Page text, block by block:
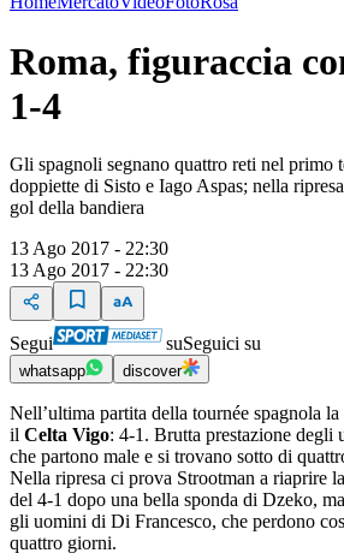
Roma, figuraccia
1-4
Gli spagnoli segnano quattro reti nel primo
doppiette di Sisto e Iago Aspas; nella
gol della bandiera
13 Ago 2017 - 22:30
13 Ago 2017 - 22:30
Segui suSeguici su
whatsapp discover
Nell’ultima partita della tournée spagnola la
il Celta Vigo: 4-1. Brutta prestazione degli
che partono male e si trovano sotto di
Nella ripresa ci prova Strootman a riaprire
del 4-1 dopo una bella sponda di Dzeko,
gli uomini di Di Francesco, che perdono
quattro giorni.